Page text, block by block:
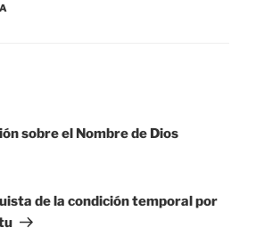
sobre el Nombre de Dios
de la condición temporal por